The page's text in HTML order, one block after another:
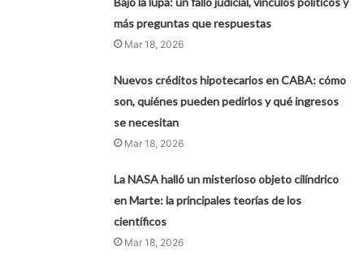
más preguntas que respuestas
Mar 18, 2026
Nuevos créditos hipotecarios en CABA: cómo
son, quiénes pueden pedirlos y qué ingresos
se necesitan
Mar 18, 2026
La NASA halló un misterioso objeto cilíndrico
en Marte: la principales teorías de los
científicos
Mar 18, 2026